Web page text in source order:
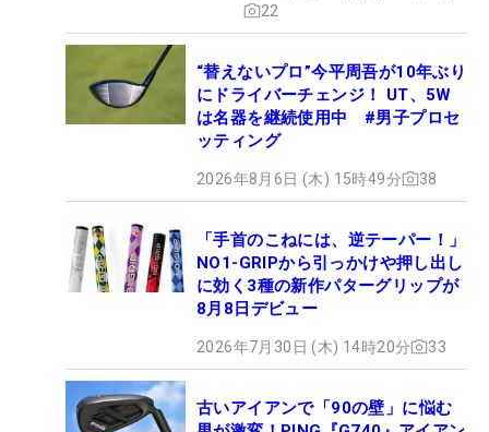
22
“替えないプロ”今平周吾が10年ぶり
にドライバーチェンジ！ UT、5W
は名器を継続使用中 #男子プロセ
ッティング
2026年8月6日 (木) 15時49分 38
「手首のこねには、逆テーパー！」
NO1-GRIPから引っかけや押し出し
に効く3種の新作パターグリップが
8月8日デビュー
2026年7月30日 (木) 14時20分 33
古いアイアンで「90の壁」に悩む